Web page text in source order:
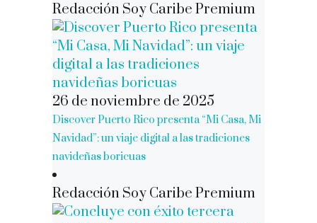
Redacción Soy Caribe Premium
26 de noviembre de 2025
Discover Puerto Rico presenta “Mi Casa, Mi
Navidad”: un viaje digital a las tradiciones
navideñas boricuas
Redacción Soy Caribe Premium